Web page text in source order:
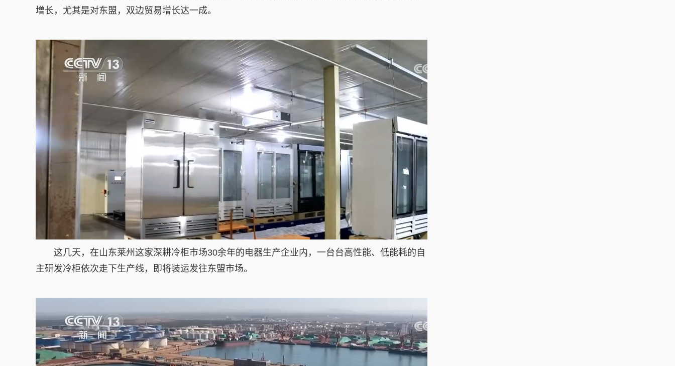
增长，尤其是对东盟，双边贸易增长达一成。
这几天，在山东莱州这家深耕冷柜市场30余年的电器生产企业内，一台台高性能、低能耗的自
主研发冷柜依次走下生产线，即将装运发往东盟市场。